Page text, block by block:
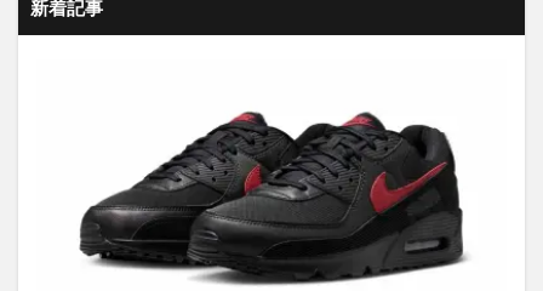
新着記事